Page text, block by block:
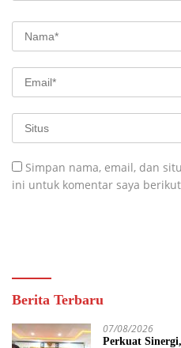
Simpan nama, email, dan
ini untuk komentar saya
Berita Terbaru
07/08/2026
Perkuat